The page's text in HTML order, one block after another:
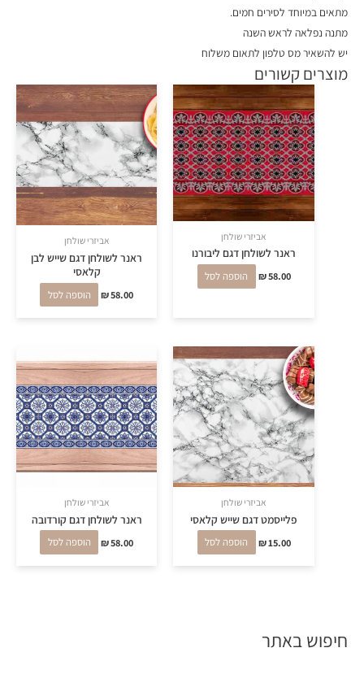
חיפוש באתר
מתאים במיוחד לסירים חמים.
מתנה נפלאה לראש השנה
יש להשאיר מס טלפון לתאום משלוח
מוצרים קשורים
אביזרי שולחן
ראנר לשולחן דגם ליבורנו
₪58.00 הוספה לסל
אביזרי שולחן
ראנר לשולחן דגם שייש לבן
קלאסי
₪58.00 הוספה לסל
אביזרי שולחן
פלייסמט דגם שייש קלאסי
₪15.00 הוספה לסל
אביזרי שולחן
ראנר לשולחן דגם קורדובה
₪58.00 הוספה לסל